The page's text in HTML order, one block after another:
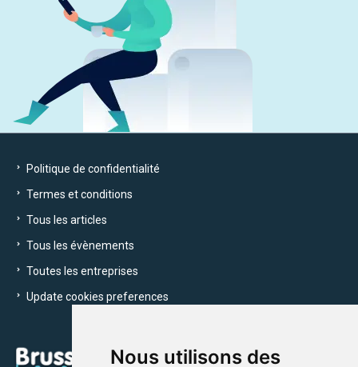
Nous utilisons des
Politique de confidentialité
Termes et conditions
Tous les articles
Tous les évènements
Toutes les entreprises
Update cookies preferences